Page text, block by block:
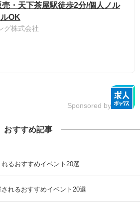
・天下茶屋駅徒歩2分/個人ノル
OK
グ株式会社
Sponsored by
おすすめ記事
るおすすめイベント20選
れるおすすめイベント20選